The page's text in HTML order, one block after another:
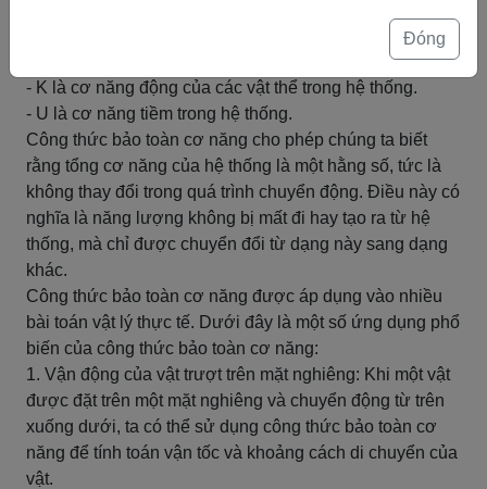
- K là cơ năng động của các vật thể trong hệ thống.
- U là cơ năng tiềm trong hệ thống.
Công thức bảo toàn cơ năng cho phép chúng ta biết
rằng tổng cơ năng của hệ thống là một hằng số, tức là
không thay đổi trong quá trình chuyển động. Điều này có
nghĩa là năng lượng không bị mất đi hay tạo ra từ hệ
thống, mà chỉ được chuyển đổi từ dạng này sang dạng
khác.
Công thức bảo toàn cơ năng được áp dụng vào nhiều
bài toán vật lý thực tế. Dưới đây là một số ứng dụng phổ
biến của công thức bảo toàn cơ năng:
1. Vận động của vật trượt trên mặt nghiêng: Khi một vật
được đặt trên một mặt nghiêng và chuyển động từ trên
xuống dưới, ta có thể sử dụng công thức bảo toàn cơ
năng để tính toán vận tốc và khoảng cách di chuyển của
vật.
Đóng